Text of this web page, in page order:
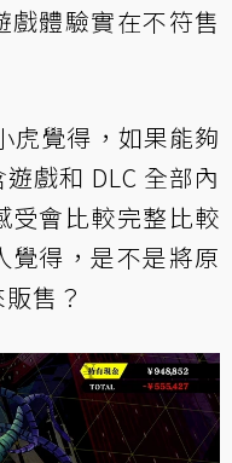
戲體驗實在不符售
虎覺得，如果能夠
戲和 DLC 全部內
受會比較完整比較
覺得，是不是將原
售？